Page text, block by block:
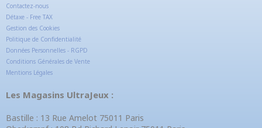
Contactez-nous
Détaxe - Free TAX
Gestion des Cookies
Politique de Confidentialité
Données Personnelles - RGPD
Conditions Générales de Vente
Mentions Légales
Les Magasins UltraJeux :
Bastille : 13 Rue Amelot 75011 Paris